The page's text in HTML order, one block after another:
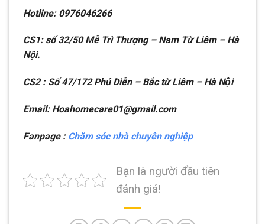
Hotline: 0976046266
CS1: số 32/50 Mễ Trì Thượng – Nam Từ Liêm – Hà
Nội.
CS2 : Số 47/172 Phú Diễn – Bắc từ Liêm – Hà Nội
Email: Hoahomecare01@gmail.com
Fanpage :Chăm sóc nhà chuyên nghiệp
Bạn là người đầu tiên
đánh giá!